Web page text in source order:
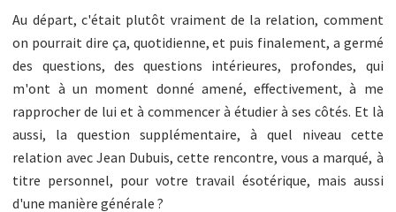
Au départ, c'était plutôt vraiment de la relation, comment
on pourrait dire ça, quotidienne, et puis finalement, a germé
des questions, des questions intérieures, profondes, qui
m'ont à un moment donné amené, effectivement, à me
rapprocher de lui et à commencer à étudier à ses côtés. Et là
aussi, la question supplémentaire, à quel niveau cette
relation avec Jean Dubuis, cette rencontre, vous a marqué, à
titre personnel, pour votre travail ésotérique, mais aussi
d'une manière générale ?